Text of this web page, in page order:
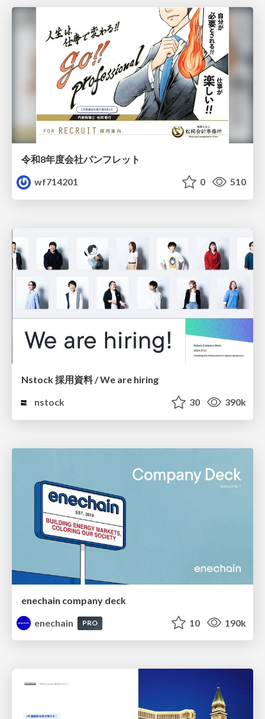
令和8年度会社パンフレット
wf714201
0 510
Nstock 採用資料 / We are hiring
nstock
30 390k
enechain company deck
enechain
PRO 10 190k